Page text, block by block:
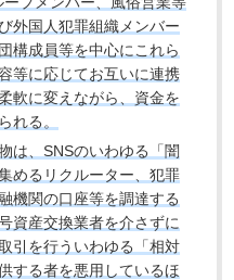
外国人犯罪組織メンバー
構成員等を中心にこれら
等に応じてお互いに連携
軟に変えながら、資金を
れる。
は、SNSのいわゆる「闇
めるリクルーター、犯罪
機関の口座等を調達する
資産交換業者を介さずに
引を行ういわゆる「相対
する者を悪用しているほ